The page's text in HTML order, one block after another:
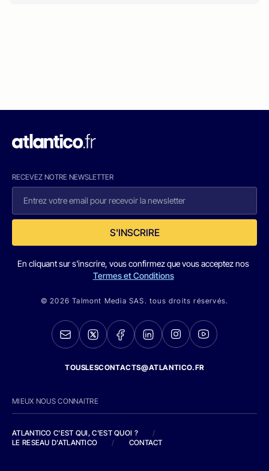
RECEVEZ NOTRE NEWSLETTER
S'INSCRIRE
En cliquant sur s'inscrire, vous confirmez que vous acceptez nos
Termes et Conditions
© 2026 Talmont Media SAS. tous droits réservés.
TOUSLESCONTACTS@ATLANTICO.FR
MIEUX NOUS CONNAITRE
ATLANTICO C'EST QUI, C'EST QUOI ?
/
LE RESEAU D'ATLANTICO
/ CONTACT